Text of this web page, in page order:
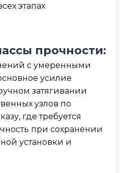
этапах
прочности:
с умеренными
усилие
затягивании
узлов по
где требуется
при сохранении
установки и